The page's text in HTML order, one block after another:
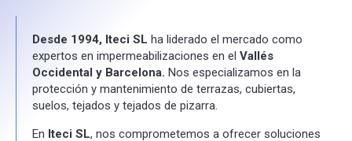
Desde 1994, Iteci SL ha liderado el mercado como
expertos en impermeabilizaciones en el Vallés
Occidental y Barcelona. Nos especializamos en la
protección y mantenimiento de terrazas, cubiertas,
suelos, tejados y tejados de pizarra.
En Iteci SL, nos comprometemos a ofrecer soluciones